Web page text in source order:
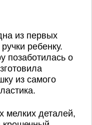
из первых
ребенку.
позаботилась о
из самого
мелких деталей,